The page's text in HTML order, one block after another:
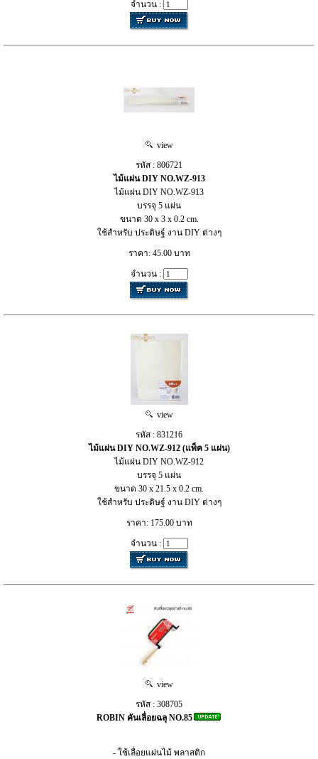
จำนวน :
view
รหัส : 806721
ไม้แผ่น DIY NO.WZ-913
ไม้แผ่น DIY NO.WZ-913
บรรจุ 5 แผ่น
ขนาด 30 x 3 x 0.2 cm.
ใช้สำหรับ ประดิษฐ์ งาน DIY ต่างๆ
ราคา: 45.00 บาท
จำนวน :
view
รหัส : 831216
ไม้แผ่น DIY NO.WZ-912 (แพ็ค 5 แผ่น)
ไม้แผ่น DIY NO.WZ-912
บรรจุ 5 แผ่น
ขนาด 30 x 21.5 x 0.2 cm.
ใช้สำหรับ ประดิษฐ์ งาน DIY ต่างๆ
ราคา: 175.00 บาท
จำนวน :
view
รหัส : 308705
ROBIN คันเลื่อยฉลุ NO.85
- ใช้เลื่อยแผ่นไม้ พลาสติก